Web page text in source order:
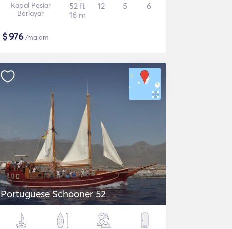
Kapal Pesiar
Berlayar
52 ft
16 m
12 5 6
$976/malam
Portuguese Schooner 52